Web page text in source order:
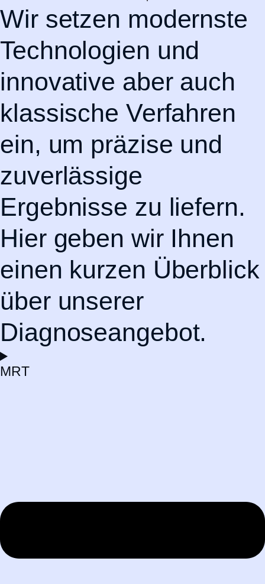
Wir setzen modernste
Technologien und
innovative aber auch
klassische Verfahren
ein, um präzise und
zuverlässige
Ergebnisse zu liefern.
Hier geben wir Ihnen
einen kurzen Überblick
über unserer
Diagnoseangebot.
MRT